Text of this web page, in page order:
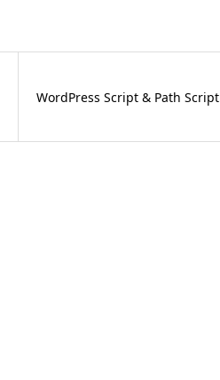
WordPress Script & Path Script